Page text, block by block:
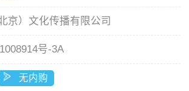
京）文化传播有限公司
号-3A
无内购